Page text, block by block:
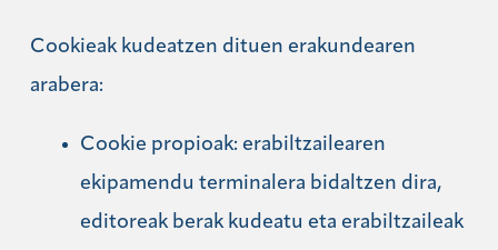
Cookieak kudeatzen dituen erakundearen
arabera:
Cookie propioak: erabiltzailearen
ekipamendu terminalera bidaltzen dira,
editoreak berak kudeatu eta erabiltzaileak